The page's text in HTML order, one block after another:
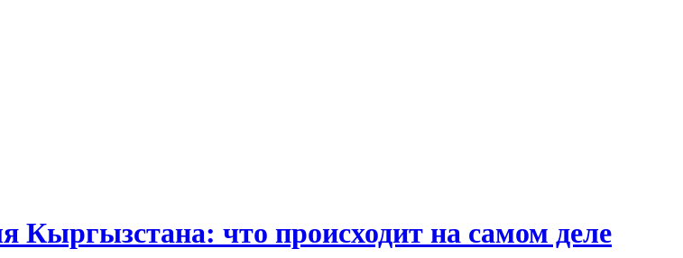
Кыргызстана: что происходит на самом деле